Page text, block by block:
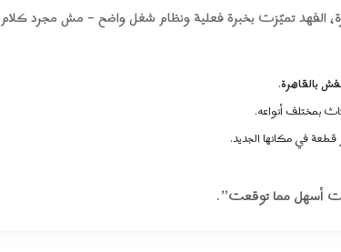
، الفهد تميّزت بخبرة فعلية ونظام شغل واضح – مش مجرد كلام
بالقاهرة.
بمختلف أنواعه.
في مكانها الجديد.
أسهل مما توقعت”.